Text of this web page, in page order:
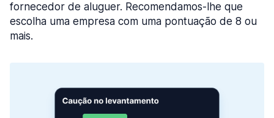
fornecedor de aluguer. Recomendamos-lhe que
escolha uma empresa com uma pontuação de 8 ou
mais.